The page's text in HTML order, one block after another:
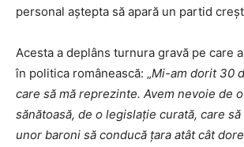
personal aștepta să apară un partid
Acesta a deplâns turnura gravă pe care
în politica românească: „Mi-am dorit 30
care să mă reprezinte. Avem nevoie de
sănătoasă, de o legislație curată, care
unor baroni să conducă țara atât cât